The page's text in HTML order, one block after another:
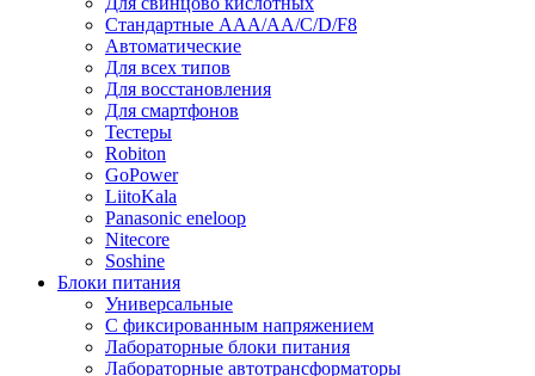
Стандартные ААА/АА/С/D/F8
Автоматические
Для всех типов
Для восстановления
Для смартфонов
Тестеры
Robiton
GoPower
LiitoKala
Panasonic eneloop
Nitecore
Soshine
Блоки питания
Универсальные
C фиксированным напряжением
Лабораторные блоки питания
Лабораторные автотрансформаторы